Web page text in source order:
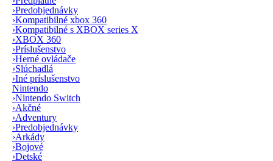
›Predobjednávky
›Kompatibilné xbox 360
›Kompatibilné s XBOX series X
›XBOX 360
›Príslušenstvo
›Herné ovládače
›Slúchadlá
›Iné príslušenstvo
Nintendo
›Nintendo Switch
›Akčné
›Adventury
›Predobjednávky
›Arkády
›Bojové
›Detské